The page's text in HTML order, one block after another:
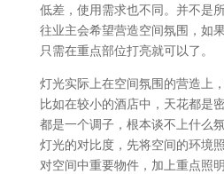
低差，使用需求也不同。并不是
往业主会希望营造空间氛围，如
只需在重点部位打亮就可以了。
灯光实际上在空间氛围的营造上
比如在较小的酒店中，天花都是
都是一个调子，根本谈不上什么
灯光的对比度，先将空间的环境
对空间中重要物件，加上重点照